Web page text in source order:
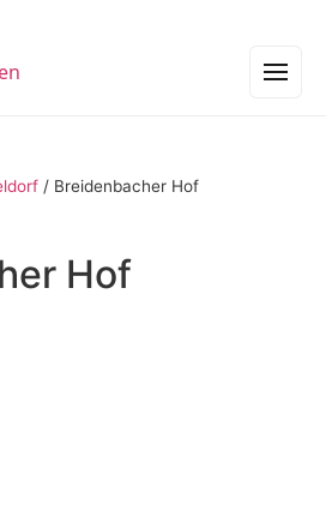
/ Breidenbacher Hof
Hof